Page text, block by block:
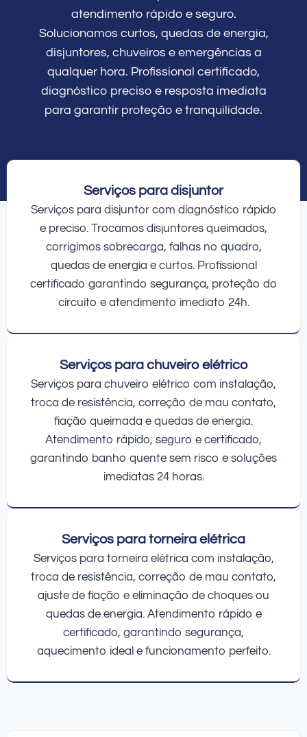
atendimento rápido e seguro.
Solucionamos curtos, quedas de energia,
disjuntores, chuveiros e emergências a
qualquer hora. Profissional certificado,
diagnóstico preciso e resposta imediata
para garantir proteção e tranquilidade.
Serviços para disjuntor
Serviços para disjuntor com diagnóstico rápido
e preciso. Trocamos disjuntores queimados,
corrigimos sobrecarga, falhas no quadro,
quedas de energia e curtos. Profissional
certificado garantindo segurança, proteção do
circuito e atendimento imediato 24h.
Serviços para chuveiro elétrico
Serviços para chuveiro elétrico com instalação,
troca de resistência, correção de mau contato,
fiação queimada e quedas de energia.
Atendimento rápido, seguro e certificado,
garantindo banho quente sem risco e soluções
imediatas 24 horas.
Serviços para torneira elétrica
Serviços para torneira elétrica com instalação,
troca de resistência, correção de mau contato,
ajuste de fiação e eliminação de choques ou
quedas de energia. Atendimento rápido e
certificado, garantindo segurança,
aquecimento ideal e funcionamento perfeito.